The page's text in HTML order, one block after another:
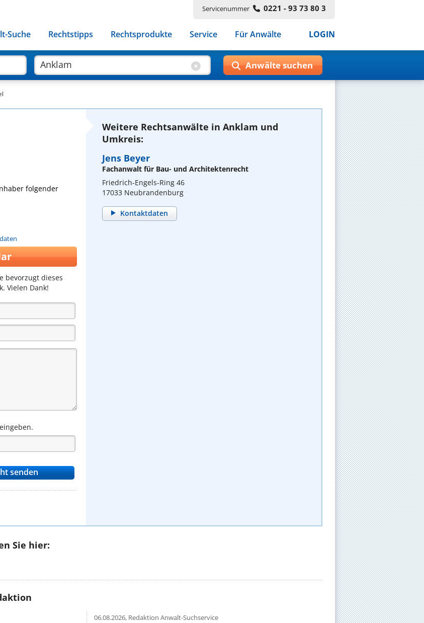
Servicenummer 0221 - 93 73 80 3
Suche Rechtstipps Rechtsprodukte Service Für Anwälte LOGIN
folgender
bevorzugt dieses
Vielen Dank!
Weitere Rechtsanwälte in Anklam und
Umkreis:
Jens Beyer
Fachanwalt für Bau- und Architektenrecht
Friedrich-Engels-Ring 46
17033 Neubrandenburg
Kontaktdaten
Sie hier:
06.08.2026,Redaktion Anwalt-Suchservice